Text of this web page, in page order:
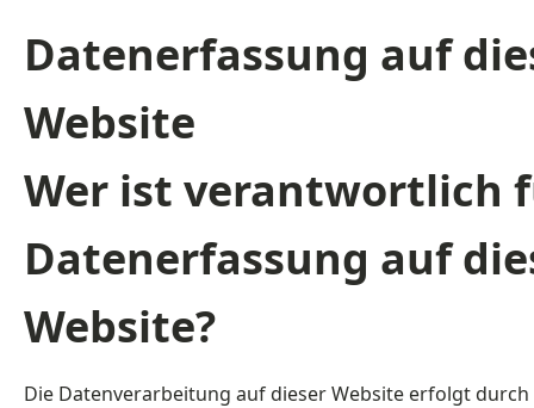
Datenerfassung auf
Website
Wer ist verantwortlich
Datenerfassung auf
Website?
Die Datenverarbeitung auf dieser Website erfolgt durch